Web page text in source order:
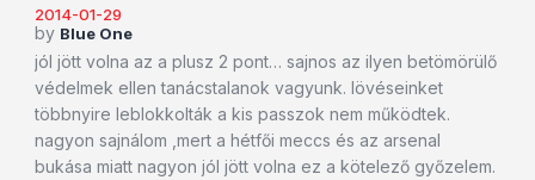
2014-01-29
by Blue One
jól jött volna az a plusz 2 pont… sajnos az ilyen betömörülő
védelmek ellen tanácstalanok vagyunk. lövéseinket
többnyire leblokkolták a kis passzok nem működtek.
nagyon sajnálom ,mert a hétfői meccs és az arsenal
bukása miatt nagyon jól jött volna ez a kötelező győzelem.